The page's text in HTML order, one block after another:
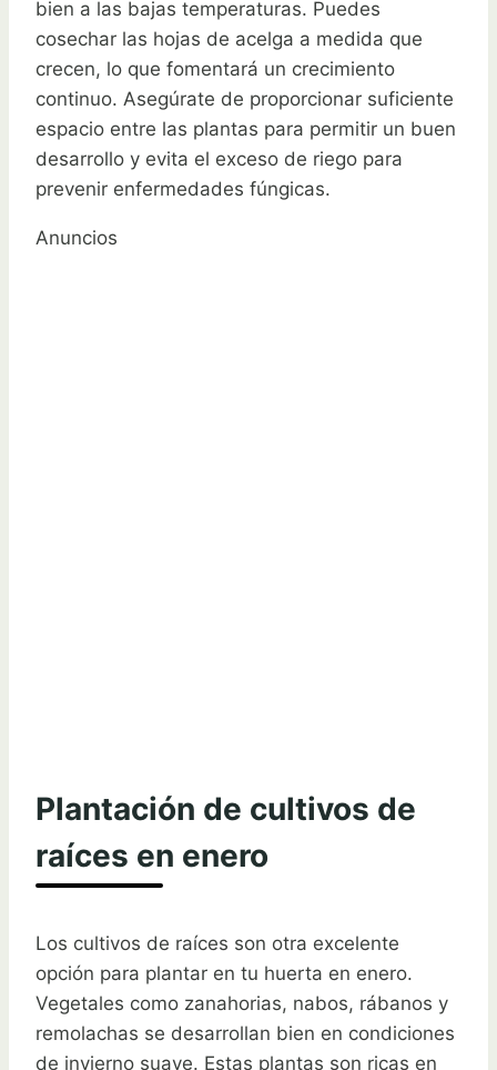
bien a las bajas temperaturas. Puedes
cosechar las hojas de acelga a medida que
crecen, lo que fomentará un crecimiento
continuo. Asegúrate de proporcionar suficiente
espacio entre las plantas para permitir un buen
desarrollo y evita el exceso de riego para
prevenir enfermedades fúngicas.
Anuncios
Plantación de cultivos de
raíces en enero
Los cultivos de raíces son otra excelente
opción para plantar en tu huerta en enero.
Vegetales como zanahorias, nabos, rábanos y
remolachas se desarrollan bien en condiciones
de invierno suave. Estas plantas son ricas en